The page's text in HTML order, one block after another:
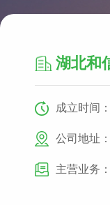
湖北和
成立时间
公司地址
主营业务